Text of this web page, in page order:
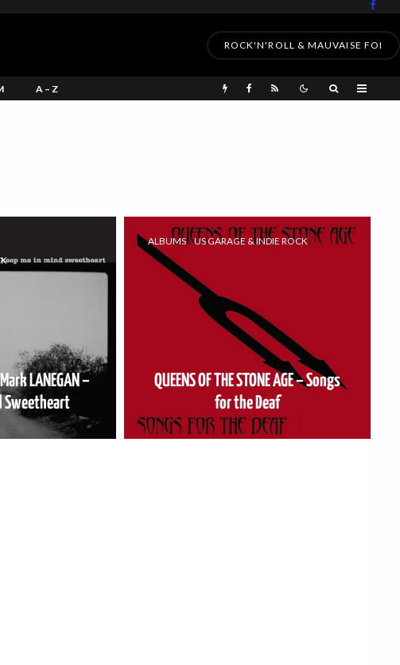
ROCK'N'ROLL & MAUVAISE FOI
A – Z
LANEGAN –
Sweetheart
ALBUMS US GARAGE & INDIE ROCK
QUEENS OF THE STONE AGE – Songs
for the Deaf